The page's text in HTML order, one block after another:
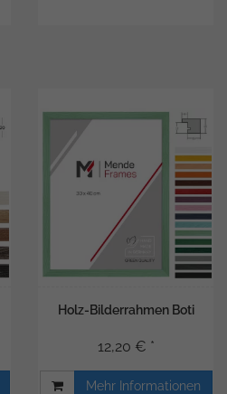
Holz-Bilderrahmen Boti
12,20 € *
Mehr Informationen